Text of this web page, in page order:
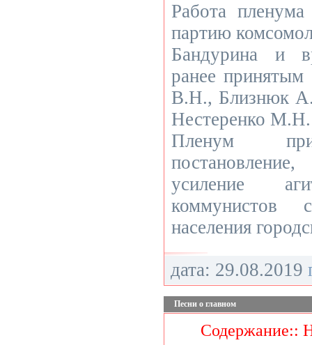
Работа
партию
Бандурина и
ранее
В.Н., Близнюк
Нестеренко М.Н.
Пленум
усиление
коммунистов
населения
дата: 29.08.2019
Песни о главном
Содержание::